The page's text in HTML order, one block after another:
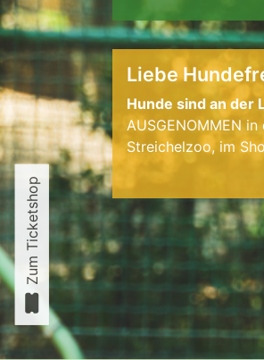
Liebe
Hunde sind an der
AUSGENOMMEN
Streichelzoo, im
Zum Ticketshop